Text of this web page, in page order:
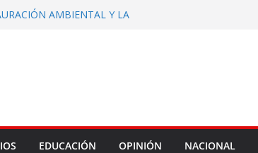
AMBIENTAL Y LA
NACIONAL PARA ADULTOS
EDUCACIÓN OPINIÓN NACIONAL